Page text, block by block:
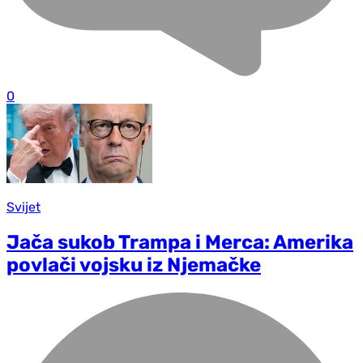
0
Svijet
Jača sukob Trampa i Merca: Amerika
povlači vojsku iz Njemačke